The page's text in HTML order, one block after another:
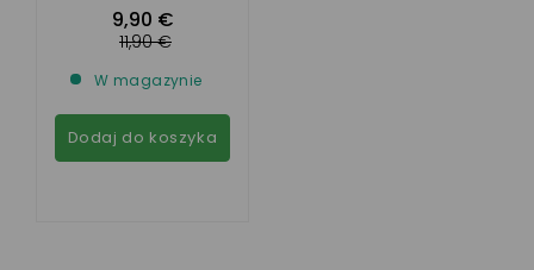
9,90 €
11,90 €
W magazynie
Dodaj do koszyka